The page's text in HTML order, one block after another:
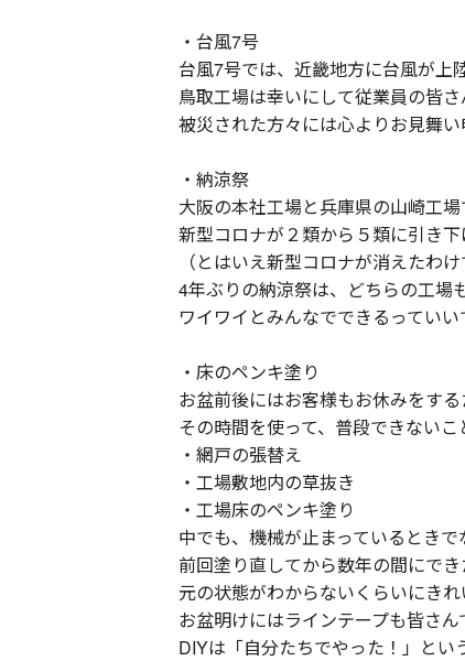
・台風7号
台風7号では、近畿地方に台風が上
鳥取工場は幸いにして従業員の皆
被災された方々には心よりお見舞い
・納涼祭
大阪の本社工場と兵庫県の山崎工場
新型コロナが２類から５類に引き
（とはいえ新型コロナが消えたわ
4年ぶりの納涼祭は、どちらの工場
ワイワイとみんなでできるっていい
・床のペンキ塗り
お盆前後にはお客様もお休みをす
その時間を使って、普段できないこ
・網戸の張替え
・工場敷地内の草抜き
・工場床のペンキ塗り
中でも、機械が止まっているとき
前回塗り直してから数年の間にで
元の状態がわからないくらいにきれ
お盆明けにはラインテープも皆さ
DIYは「自分たちでやった！」とい